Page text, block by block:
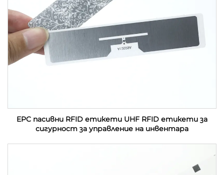
EPC пасивни RFID етикети UHF RFID етикети за
сигурност за управление на инвентара